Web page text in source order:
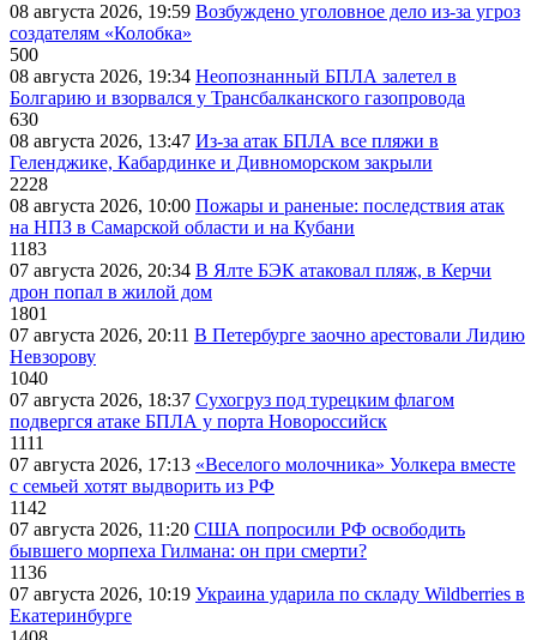
08 августа 2026, 19:59 Возбуждено уголовное дело из-за угроз
создателям «Колобка»
500
08 августа 2026, 19:34 Неопознанный БПЛА залетел в
Болгарию и взорвался у Трансбалканского газопровода
630
08 августа 2026, 13:47 Из-за атак БПЛА все пляжи в
Геленджике, Кабардинке и Дивноморском закрыли
2228
08 августа 2026, 10:00 Пожары и раненые: последствия атак
на НПЗ в Самарской области и на Кубани
1183
07 августа 2026, 20:34 В Ялте БЭК атаковал пляж, в Керчи
дрон попал в жилой дом
1801
07 августа 2026, 20:11 В Петербурге заочно арестовали Лидию
Невзорову
1040
07 августа 2026, 18:37 Сухогруз под турецким флагом
подвергся атаке БПЛА у порта Новороссийск
1111
07 августа 2026, 17:13 «Веселого молочника» Уолкера вместе
с семьей хотят выдворить из РФ
1142
07 августа 2026, 11:20 США попросили РФ освободить
бывшего морпеха Гилмана: он при смерти?
1136
07 августа 2026, 10:19 Украина ударила по складу Wildberries в
Екатеринбурге